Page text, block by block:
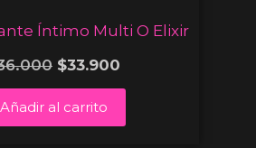
Íntimo Multi O Elixir
$33.900
Añadir al carrito